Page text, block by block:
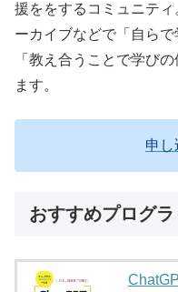
援ををするコミュニテ
ーカイブなどで「自らで
「教え合うことで学び
ます。
申し
おすすめプログ